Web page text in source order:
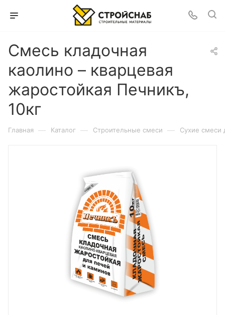
Смесь кладочная
каолино – кварцевая
жаростойкая Печникъ,
10кг
Главная — Каталог — Строительные смеси — Сухие смеси